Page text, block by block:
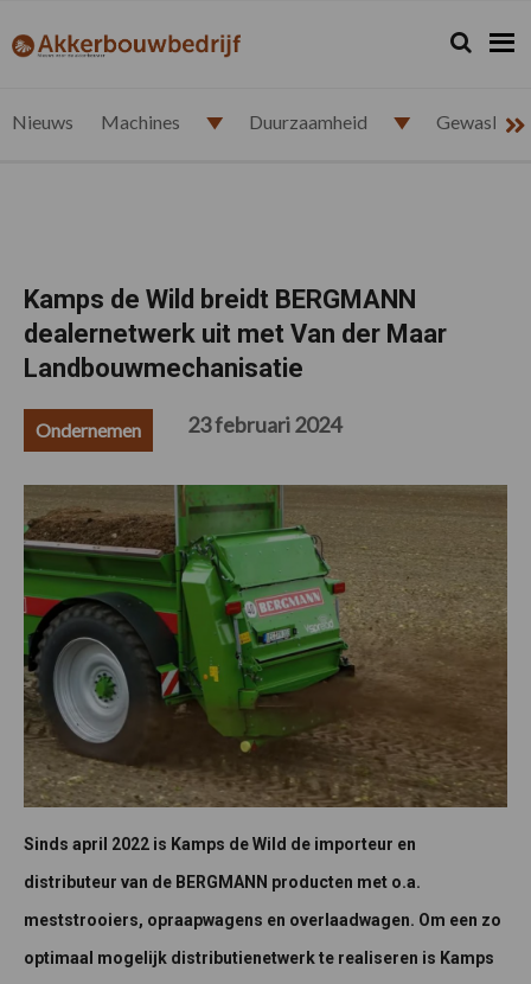
de
de
de
de
akkerbouwbedrijf.nl Zoeken...
Zoek
Nieuws Machines Duurzaamheid
Kamps de Wild breidt BERGMANN
dealernetwerk uit met Van der Maar
Landbouwmechanisatie
Ondernemen 23 februari 2024
Sinds april 2022 is Kamps de Wild de importeur en
distributeur van de BERGMANN producten met o.a.
meststrooiers, opraapwagens en overlaadwagen. Om een zo
optimaal mogelijk distributienetwerk te realiseren is Kamps